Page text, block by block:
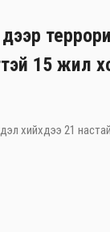
15 жил
хийхдээ 21